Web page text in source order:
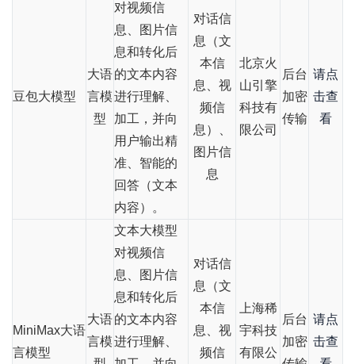
豆包大模型
大语
言模
型
对视频信
息、图片信
息和转化后
的文本内容
进行理解、
加工，并向
用户输出精
准、智能的
回答（文本
内容）。
对话信
息（文
本信
息、视
频信
息）、
图片信
息
北京火
山引擎
科技有
限公司
后台
加密
传输
请点
击查
看
MiniMax大语
言模型
大语
言模
文本大模型
对视频信
息、图片信
息和转化后
的文本内容
进行理解、
对话信
息（文
本信
息、视
频信
上海稀
宇科技
有限公
后台
加密
请点
击查